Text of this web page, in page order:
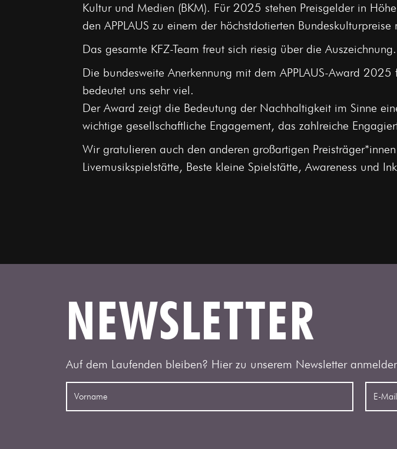
Kultur und Medien (BKM). Für 2025 stehen Preisgelder in
den APPLAUS zu einem der höchstdotierten Bundeskulturpreise
Das gesamte KFZ-Team freut sich riesig über die
Die bundesweite Anerkennung mit dem APPLAUS-Award
bedeutet uns sehr viel.
Der Award zeigt die Bedeutung der Nachhaltigkeit im Sinne
wichtige gesellschaftliche Engagement, das zahlreiche
Wir gratulieren auch den anderen großartigen
Livemusikspielstätte, Beste kleine Spielstätte, Awareness und
NEWSLETTER
Auf dem Laufenden bleiben? Hier zu unserem Newsletter